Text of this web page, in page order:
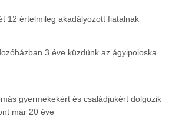
12 értelmileg akadályozott fiatalnak
3 éve küzdünk az ágyipoloska
gyermekekért és családjukért dolgozik
már 20 éve